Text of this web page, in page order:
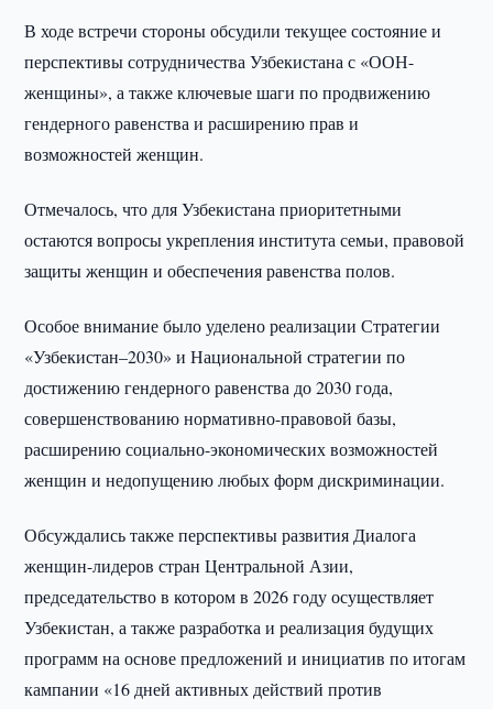
В ходе встречи стороны обсудили текущее состояние и
перспективы сотрудничества Узбекистана с «ООН-
женщины», а также ключевые шаги по продвижению
гендерного равенства и расширению прав и
возможностей женщин.
Отмечалось, что для Узбекистана приоритетными
остаются вопросы укрепления института семьи, правовой
защиты женщин и обеспечения равенства полов.
Особое внимание было уделено реализации Стратегии
«Узбекистан–2030» и Национальной стратегии по
достижению гендерного равенства до 2030 года,
совершенствованию нормативно-правовой базы,
расширению социально-экономических возможностей
женщин и недопущению любых форм дискриминации.
Обсуждались также перспективы развития Диалога
женщин-лидеров стран Центральной Азии,
председательство в котором в 2026 году осуществляет
Узбекистан, а также разработка и реализация будущих
программ на основе предложений и инициатив по итогам
кампании «16 дней активных действий против